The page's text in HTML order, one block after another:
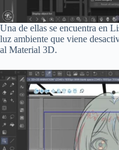
Una de ellas se encuentra en
luz ambiente que viene
al Material 3D.